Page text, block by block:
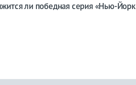
ли победная серия «Нью-Йорк